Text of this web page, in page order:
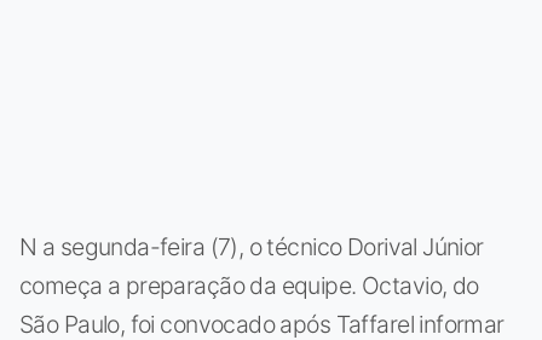
N a segunda-feira (7), o técnico Dorival Júnior
começa a preparação da equipe. Octavio, do
São Paulo, foi convocado após Taffarel informar